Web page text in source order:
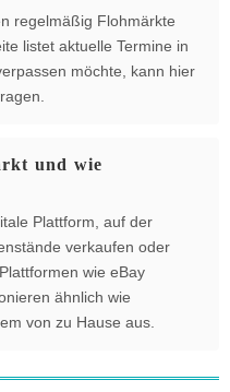
regelmäßig Flohmärkte
listet aktuelle Termine in
möchte, kann hier
und wie
Plattform, auf der
verkaufen oder
wie eBay
ähnlich wie
von zu Hause aus.